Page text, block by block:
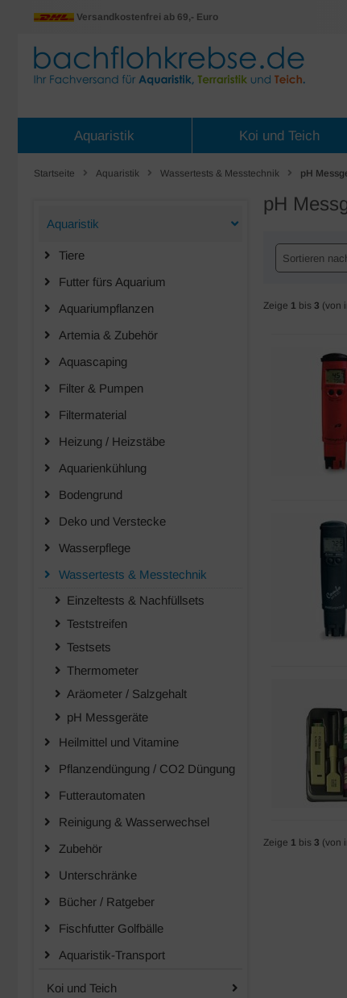
Versandkostenfrei ab 69,- Euro
Aquaristik Koi und Teich
Startseite Aquaristik Wassertests & Messtechnik pH
pH
Sortieren
Zeige 1 bis 3 (von
Zeige 1 bis 3 (von
Aquaristik
Tiere
Futter fürs Aquarium
Aquariumpflanzen
Artemia & Zubehör
Aquascaping
Filter & Pumpen
Filtermaterial
Heizung / Heizstäbe
Aquarienkühlung
Bodengrund
Deko und Verstecke
Wasserpflege
Wassertests & Messtechnik
Einzeltests & Nachfüllsets
Teststreifen
Testsets
Thermometer
Aräometer / Salzgehalt
pH Messgeräte
Heilmittel und Vitamine
Pflanzendüngung / CO2 Düngung
Futterautomaten
Reinigung & Wasserwechsel
Zubehör
Unterschränke
Bücher / Ratgeber
Fischfutter Golfbälle
Aquaristik-Transport
Koi und Teich